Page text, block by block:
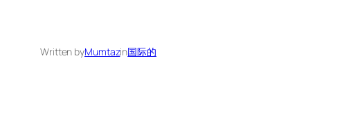
Written byMumtazin国际的